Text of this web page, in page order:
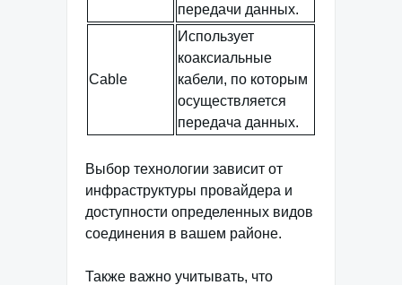
передачи данных.
Cable
Использует
коаксиальные
кабели, по которым
осуществляется
передача данных.
Выбор технологии зависит от
инфраструктуры провайдера и
доступности определенных видов
соединения в вашем районе.
Также важно учитывать, что